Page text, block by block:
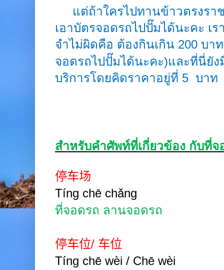
แต่ถ้าใครไปทานข้าวตรงรา
เอาบัตรจอดรถไปปั๊มได้นะคะ เ
จำไม่ผิดคือ ต้องกินเกิน 200 บา
จอดรถไปปั๊มได้นะคะ)และที่นี่ยัง
บริการโดยคิดราคาอยู่ที่ 5 บาท
สำหรับคำศัพท์ที่เกี่ยวข้อง กับที่จ
停车场
Tíng chē chǎng
ที่จอดรถ ลานจอดรถ
停车位/ 车位
Tíng chē wèi / Chē wèi